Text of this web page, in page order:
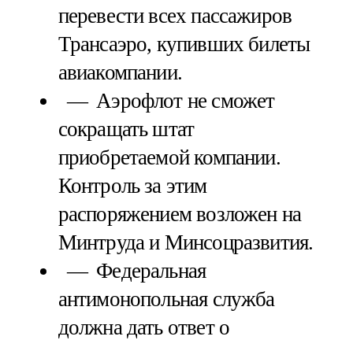
перевести всех пассажиров
Трансаэро, купивших билеты
авиакомпании.
Аэрофлот не сможет
сокращать штат
приобретаемой компании.
Контроль за этим
распоряжением возложен на
Минтруда и Минсоцразвития.
Федеральная
антимонопольная служба
должна дать ответ о